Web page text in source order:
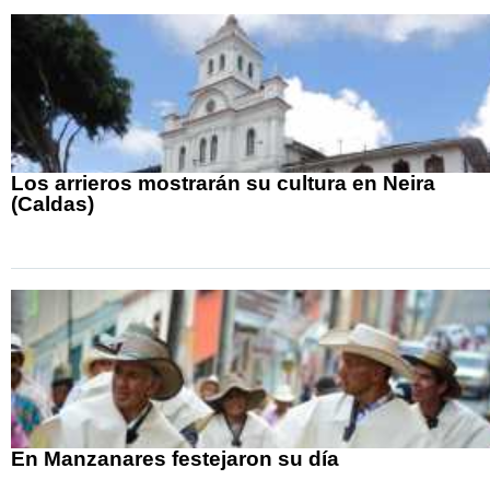
Los arrieros mostrarán su cultura en Neira
(Caldas)
En Manzanares festejaron su día